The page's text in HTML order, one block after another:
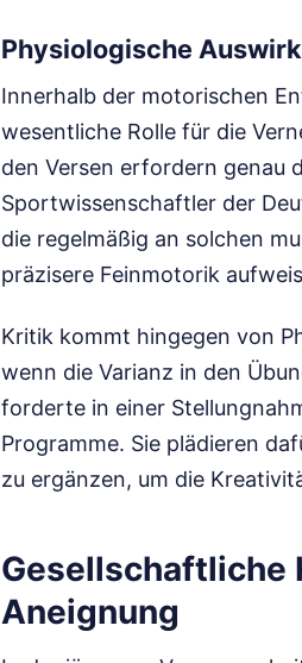
Physiologische
Innerhalb der motorischen
wesentliche Rolle für die
den Versen erfordern genau
Sportwissenschaftler der
die regelmäßig an solchen
präzisere Feinmotorik
Kritik kommt hingegen von
wenn die Varianz in den
forderte in einer
Programme. Sie plädieren
zu ergänzen, um die
Gesellschaftliche
Aneignung